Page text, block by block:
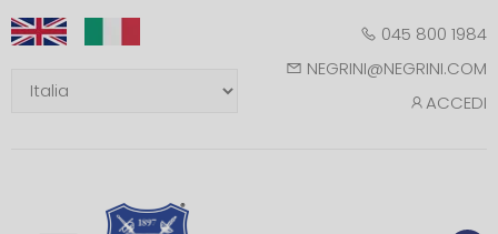
045 800 1984
NEGRINI@NEGRINI.COM
ACCEDI